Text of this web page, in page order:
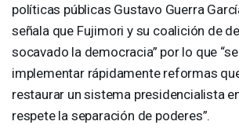
políticas públicas Gustavo Guerra
señala que Fujimori y su coalición de
socavado la democracia” por lo que
implementar rápidamente reformas
restaurar un sistema presidencialista
respete la separación de poderes”.